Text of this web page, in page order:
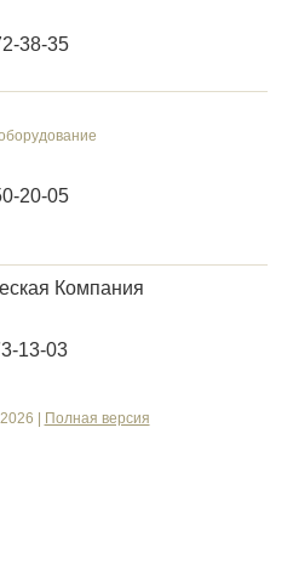
38-35
20-05
Компания
13-03
| Полная версия